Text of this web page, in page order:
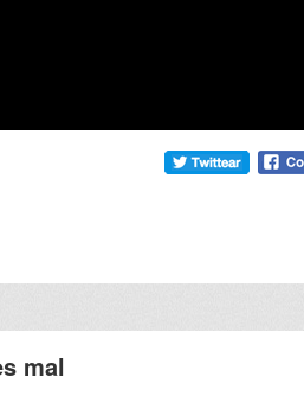
mal